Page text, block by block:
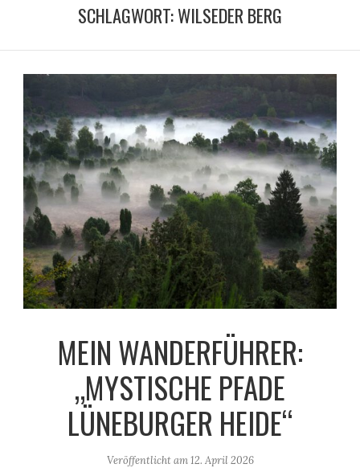
SCHLAGWORT:WILSEDER BERG
MEIN WANDERFÜHRER:
„MYSTISCHE PFADE
LÜNEBURGER HEIDE“
Veröffentlicht am 12. April 2026